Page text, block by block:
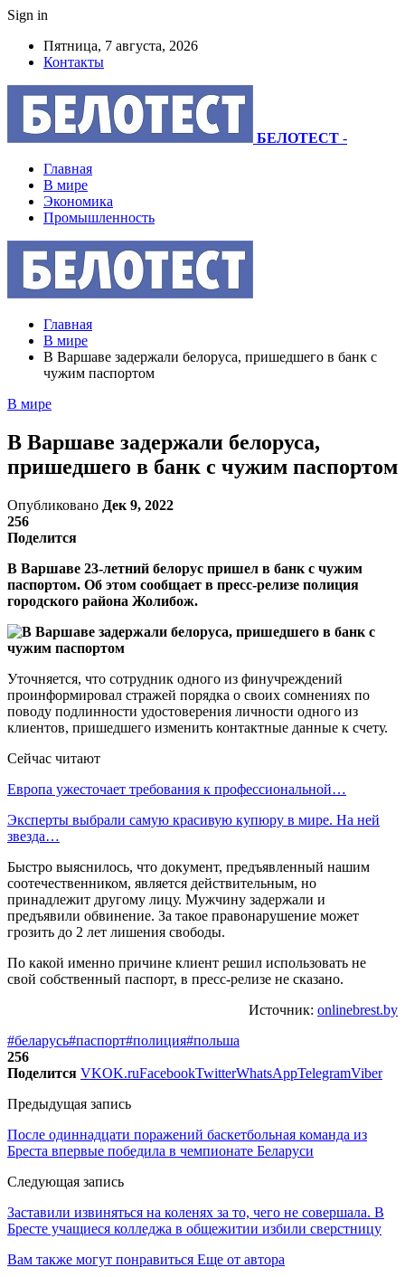
Sign in
Пятница, 7 августа, 2026
Контакты
БЕЛОТЕСТ -
Главная
В мире
Экономика
Промышленность
Главная
В мире
В Варшаве задержали белоруса, пришедшего в банк с
чужим паспортом
В мире
В Варшаве задержали белоруса,
пришедшего в банк с чужим паспортом
Опубликовано Дек 9, 2022
256
Поделится
В Варшаве 23-летний белорус пришел в банк с чужим
паспортом. Об этом сообщает в пресс-релизе полиция
городского района Жолибож.
Уточняется, что сотрудник одного из финучреждений
проинформировал стражей порядка о своих сомнениях по
поводу подлинности удостоверения личности одного из
клиентов, пришедшего изменить контактные данные к счету.
Сейчас читают
Европа ужесточает требования к профессиональной…
Эксперты выбрали самую красивую купюру в мире. На ней
звезда…
Быстро выяснилось, что документ, предъявленный нашим
соотечественником, является действительным, но
принадлежит другому лицу. Мужчину задержали и
предъявили обвинение. За такое правонарушение может
грозить до 2 лет лишения свободы.
По какой именно причине клиент решил использовать не
свой собственный паспорт, в пресс-релизе не сказано.
Источник: onlinebrest.by
#беларусь#паспорт#полиция#польша
256
Поделится VKOK.ruFacebookTwitterWhatsAppTelegramViber
Предыдущая запись
После одиннадцати поражений баскетбольная команда из
Бреста впервые победила в чемпионате Беларуси
Следующая запись
Заставили извиняться на коленях за то, чего не совершала. В
Бресте учащиеся колледжа в общежитии избили сверстницу
Вам также могут понравиться Еще от автора